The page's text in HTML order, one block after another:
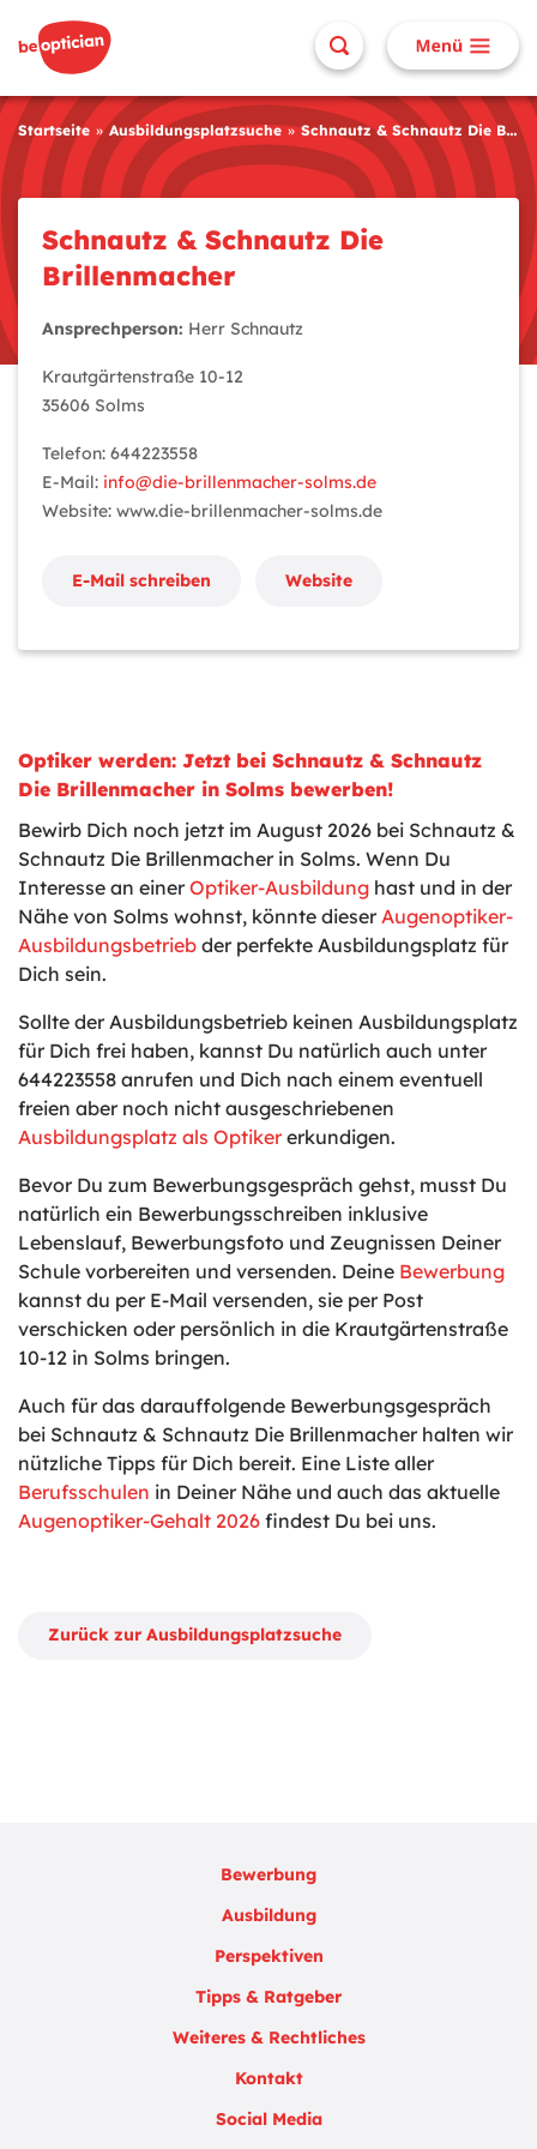
Startseite Ausbildungsplatzsuche Schnautz & Schnautz Die Brillenmacher
Schnautz & Schnautz Die
Brillenmacher
Ansprechperson: Herr Schnautz
Krautgärtenstraße 10-12
35606 Solms
Telefon: 644223558
E-Mail: info@die-brillenmacher-solms.de
Website: www.die-brillenmacher-solms.de
E-Mail schreiben Website
Optiker werden: Jetzt bei Schnautz & Schnautz
Die Brillenmacher in Solms bewerben!
Bewirb Dich noch jetzt im August 2026 bei Schnautz &
Schnautz Die Brillenmacher in Solms. Wenn Du
Interesse an einer Optiker-Ausbildung hast und in der
Nähe von Solms wohnst, könnte dieser Augenoptiker-
Ausbildungsbetrieb der perfekte Ausbildungsplatz für
Dich sein.
Sollte der Ausbildungsbetrieb keinen Ausbildungsplatz
für Dich frei haben, kannst Du natürlich auch unter
644223558 anrufen und Dich nach einem eventuell
freien aber noch nicht ausgeschriebenen
Ausbildungsplatz als Optiker erkundigen.
Bevor Du zum Bewerbungsgespräch gehst, musst Du
natürlich ein Bewerbungsschreiben inklusive
Lebenslauf, Bewerbungsfoto und Zeugnissen Deiner
Schule vorbereiten und versenden. Deine Bewerbung
kannst du per E-Mail versenden, sie per Post
verschicken oder persönlich in die Krautgärtenstraße
10-12 in Solms bringen.
Auch für das darauffolgende Bewerbungsgespräch
bei Schnautz & Schnautz Die Brillenmacher halten wir
nützliche Tipps für Dich bereit. Eine Liste aller
Berufsschulen in Deiner Nähe und auch das aktuelle
Augenoptiker-Gehalt 2026 findest Du bei uns.
Zurück zur Ausbildungsplatzsuche
Bewerbung
Ausbildung
Perspektiven
Tipps & Ratgeber
Weiteres & Rechtliches
Kontakt
Social Media